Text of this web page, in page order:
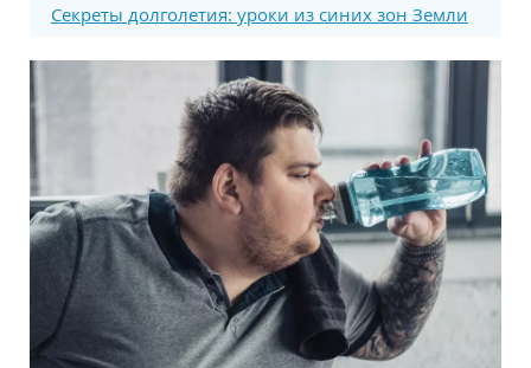
Секреты долголетия: уроки из синих зон Земли